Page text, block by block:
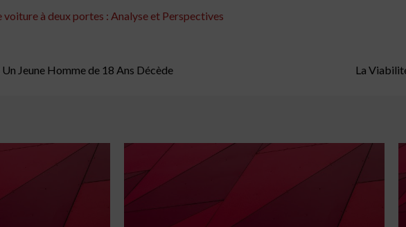
voiture à deux portes : Analyse et Perspectives
Jeune Homme de 18 Ans Décède
La